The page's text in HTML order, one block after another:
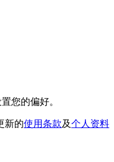
您的偏好。
新的使用条款及个人资料